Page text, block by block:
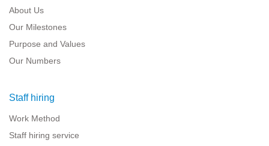
About Us
Our Milestones
Purpose and Values
Our Numbers
Staff hiring
Work Method
Staff hiring service